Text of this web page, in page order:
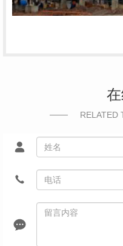
RELATED